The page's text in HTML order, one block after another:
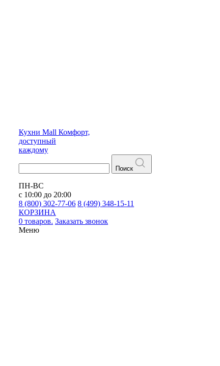
Кухни Mall Комфорт,
доступный
каждому
Поиск
ПН-ВС
с 10:00 до 20:00
8 (800) 302-77-06 8 (499) 348-15-11
КОРЗИНА
0 товаров. Заказать звонок
Меню